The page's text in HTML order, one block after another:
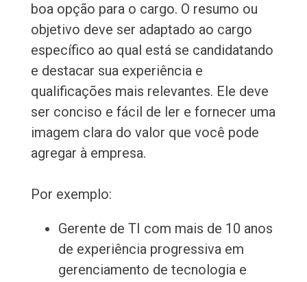
boa opção para o cargo. O resumo ou
objetivo deve ser adaptado ao cargo
específico ao qual está se candidatando
e destacar sua experiência e
qualificações mais relevantes. Ele deve
ser conciso e fácil de ler e fornecer uma
imagem clara do valor que você pode
agregar à empresa.
Por exemplo:
Gerente de TI com mais de 10 anos
de experiência progressiva em
gerenciamento de tecnologia e